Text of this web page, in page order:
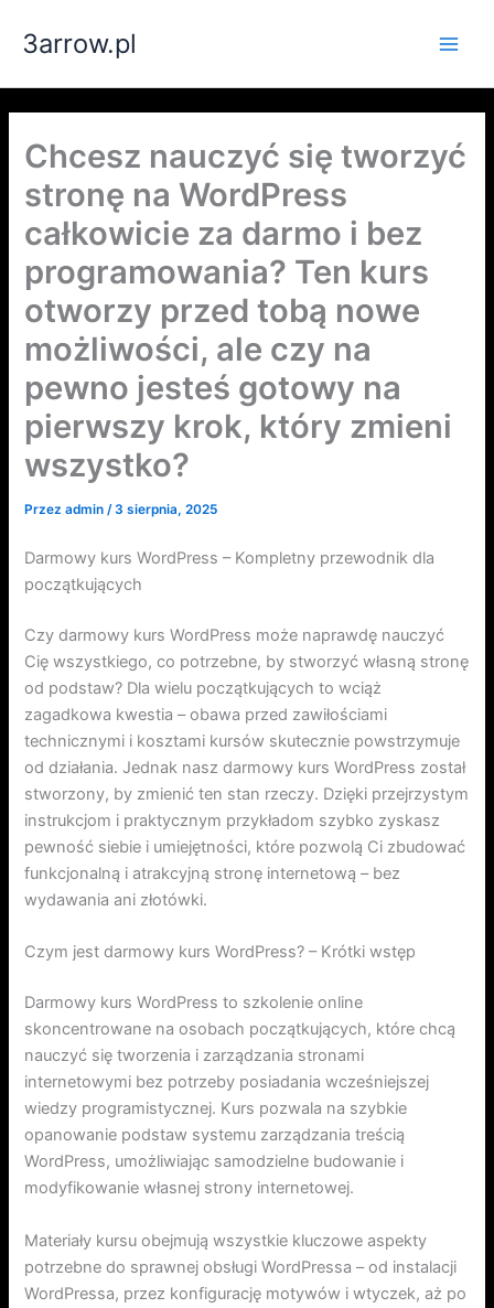
3arrow.pl
Chcesz nauczyć się tworzyć
stronę na WordPress
całkowicie za darmo i bez
programowania? Ten kurs
otworzy przed tobą nowe
możliwości, ale czy na
pewno jesteś gotowy na
pierwszy krok, który zmieni
wszystko?
Przezadmin /3 sierpnia, 2025
Darmowy kurs WordPress – Kompletny przewodnik dla
początkujących
Czy darmowy kurs WordPress może naprawdę nauczyć
Cię wszystkiego, co potrzebne, by stworzyć własną stronę
od podstaw? Dla wielu początkujących to wciąż
zagadkowa kwestia – obawa przed zawiłościami
technicznymi i kosztami kursów skutecznie powstrzymuje
od działania. Jednak nasz darmowy kurs WordPress został
stworzony, by zmienić ten stan rzeczy. Dzięki przejrzystym
instrukcjom i praktycznym przykładom szybko zyskasz
pewność siebie i umiejętności, które pozwolą Ci zbudować
funkcjonalną i atrakcyjną stronę internetową – bez
wydawania ani złotówki.
Czym jest darmowy kurs WordPress? – Krótki wstęp
Darmowy kurs WordPress to szkolenie online
skoncentrowane na osobach początkujących, które chcą
nauczyć się tworzenia i zarządzania stronami
internetowymi bez potrzeby posiadania wcześniejszej
wiedzy programistycznej. Kurs pozwala na szybkie
opanowanie podstaw systemu zarządzania treścią
WordPress, umożliwiając samodzielne budowanie i
modyfikowanie własnej strony internetowej.
Materiały kursu obejmują wszystkie kluczowe aspekty
potrzebne do sprawnej obsługi WordPressa – od instalacji
WordPressa, przez konfigurację motywów i wtyczek, aż po